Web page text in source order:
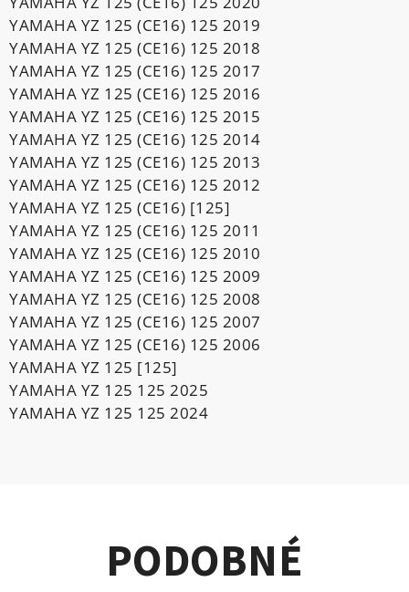
YAMAHA YZ 125 (CE16) 125 2019
YAMAHA YZ 125 (CE16) 125 2018
YAMAHA YZ 125 (CE16) 125 2017
YAMAHA YZ 125 (CE16) 125 2016
YAMAHA YZ 125 (CE16) 125 2015
YAMAHA YZ 125 (CE16) 125 2014
YAMAHA YZ 125 (CE16) 125 2013
YAMAHA YZ 125 (CE16) 125 2012
YAMAHA YZ 125 (CE16) [125]
YAMAHA YZ 125 (CE16) 125 2011
YAMAHA YZ 125 (CE16) 125 2010
YAMAHA YZ 125 (CE16) 125 2009
YAMAHA YZ 125 (CE16) 125 2008
YAMAHA YZ 125 (CE16) 125 2007
YAMAHA YZ 125 (CE16) 125 2006
YAMAHA YZ 125 [125]
YAMAHA YZ 125 125 2025
YAMAHA YZ 125 125 2024
PODOBNÉ